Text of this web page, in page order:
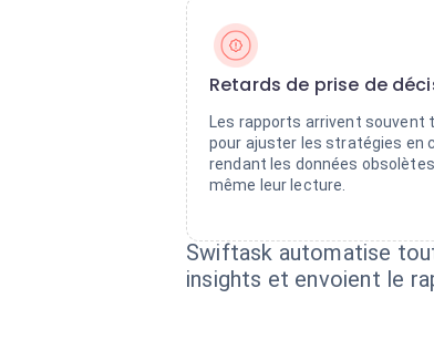
Retards de prise de
Les rapports arrivent souvent
pour ajuster les stratégies en
rendant les données
même leur lecture.
Swiftask automatise
insights et envoient le